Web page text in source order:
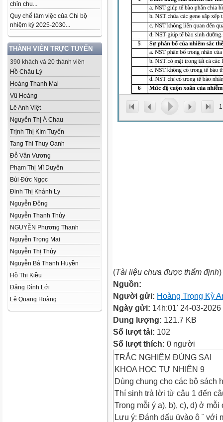
chỉn chu...
Quy chế làm việc của Chi bộ
nhiệm kỳ 2025-2030...
THÀNH VIÊN TRỰC TUYẾN
390 khách và 20 thành viên
Hồ Châu Lý
Hoàng Thanh Mai
Vũ Hoàng
Lê Anh Việt
Nguyễn Thị Á Chau
Trịnh Thị KIm Tuyến
Tang Thi Thuy Oanh
Đỗ Văn Vương
Phạm Thị Mĩ Duyên
Bùi Đức Ngọc
Đinh Thị Khánh Ly
Nguyễn Đông
Nguyễn Thanh Thủy
NGUYỄN Phương Thanh
Nguyễn Trọng Mai
Nguyễn Thị Thúy
Nguyễn Bá Thanh Huyền
Hồ Thị Kiều
Đặng Đình Lới
Lê Quang Hoàng
1
(Tài liệu chưa được thẩm định)
Nguồn:
Người gửi: Hoàng Trọng Kỳ
Ngày gửi: 14h:01' 24-03-2026
Dung lượng: 121.7 KB
Số lượt tải: 102
Số lượt thích: 0 người
TRẮC NGHIỆM ĐÚNG SAI
KHOA HỌC TỰ NHIÊN 9
Dùng chung cho các bộ sách
Thí sinh trả lời từ câu 1 đến
Trong mỗi ý a), b), c), d) ở
Lưu ý: Đánh dấu üvào ô ¨ với